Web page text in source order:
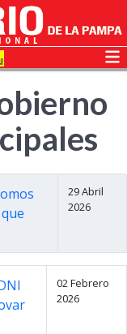
29 Abril
2026
02 Febrero
2026